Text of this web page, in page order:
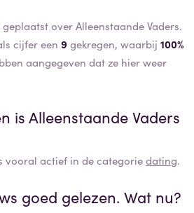
geplaatst over Alleenstaande Vaders.
cijfer een 9gekregen, waarbij 100%
aangegeven dat ze hier weer
isAlleenstaande Vaders
vooral actief in de categoriedating.
goed gelezen. Wat nu?